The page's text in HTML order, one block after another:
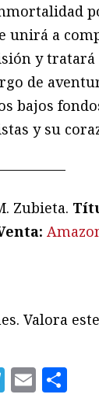
unirá a
y tratará
de
bajos
y su
Zubieta. T
Valora
Email